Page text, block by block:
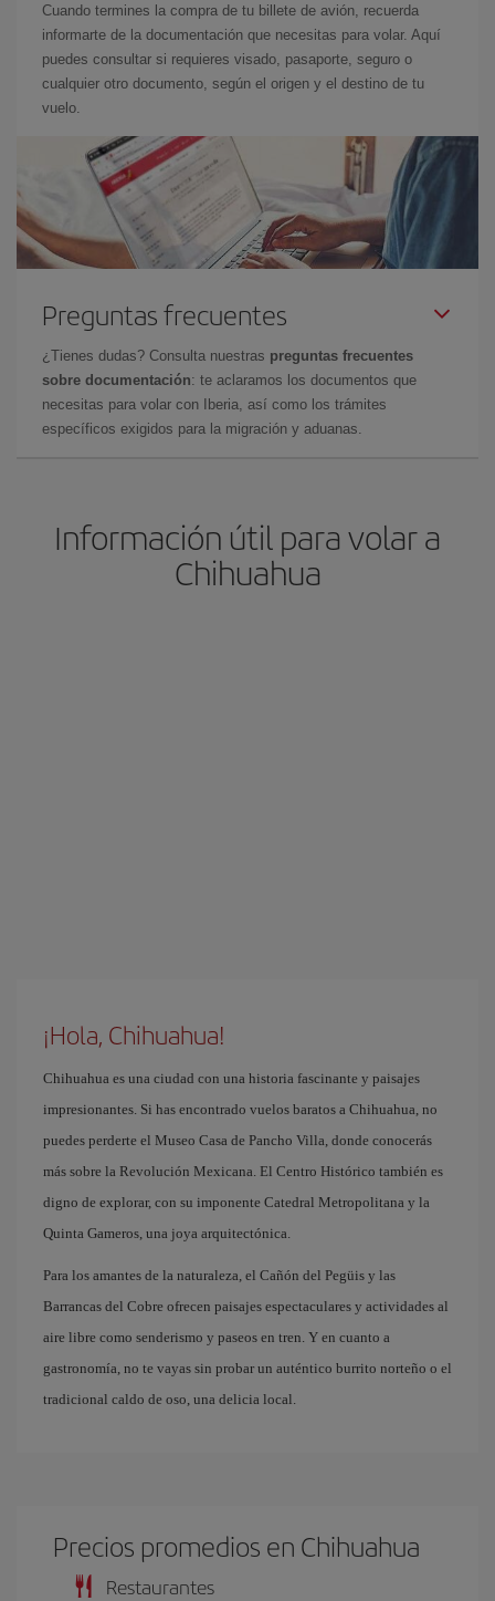
Cuando termines la compra de tu billete de avión, recuerda
informarte de la documentación que necesitas para volar. Aquí
puedes consultar si requieres visado, pasaporte, seguro o
cualquier otro documento, según el origen y el destino de tu
vuelo.
Preguntas frecuentes
¿Tienes dudas? Consulta nuestras preguntas frecuentes
sobre documentación: te aclaramos los documentos que
necesitas para volar con Iberia, así como los trámites
específicos exigidos para la migración y aduanas.
Información útil para volar a
Chihuahua
¡Hola, Chihuahua!
Chihuahua es una ciudad con una historia fascinante y paisajes
impresionantes. Si has encontrado vuelos baratos a Chihuahua, no
puedes perderte el Museo Casa de Pancho Villa, donde conocerás
más sobre la Revolución Mexicana. El Centro Histórico también es
digno de explorar, con su imponente Catedral Metropolitana y la
Quinta Gameros, una joya arquitectónica.
Para los amantes de la naturaleza, el Cañón del Pegüis y las
Barrancas del Cobre ofrecen paisajes espectaculares y actividades al
aire libre como senderismo y paseos en tren. Y en cuanto a
gastronomía, no te vayas sin probar un auténtico burrito norteño o el
tradicional caldo de oso, una delicia local.
Precios promedios en Chihuahua
Restaurantes